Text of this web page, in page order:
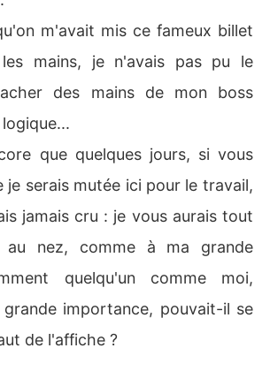
m'avait mis ce fameux billet
mains, je n'avais pas pu le
des mains de mon boss
que quelques jours, si vous
je serais mutée ici pour le travail,
jamais cru : je vous aurais tout
au nez, comme à ma grande
quelqu'un comme moi,
importance, pouvait-il se
de l'affiche ?